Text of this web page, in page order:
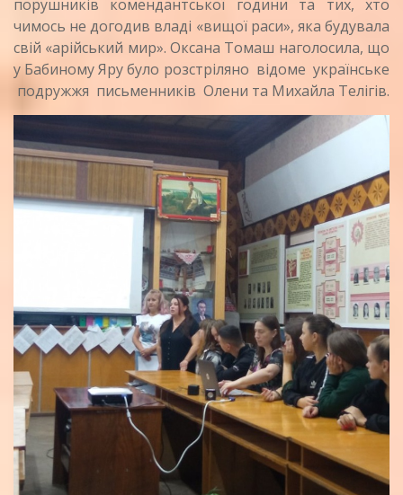
порушників комендантської години та тих, хто
чимось не догодив владі «вищої раси», яка будувала
свій «арійський мир». Оксана Томаш наголосила, що
у Бабиному Яру було розстріляно відоме українське
подружжя письменників Олени та Михайла Телігів.